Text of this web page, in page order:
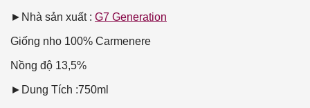
►Nhà sản xuất : G7 Generation
Giống nho 100% Carmenere
Nồng độ 13,5%
►Dung Tích :750ml